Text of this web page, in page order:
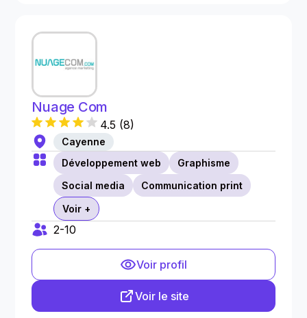
Nuage Com
4.5 (8)
Cayenne
Développement web
Graphisme
Social media
Communication print
Voir +
2-10
Voir profil
Voir le site